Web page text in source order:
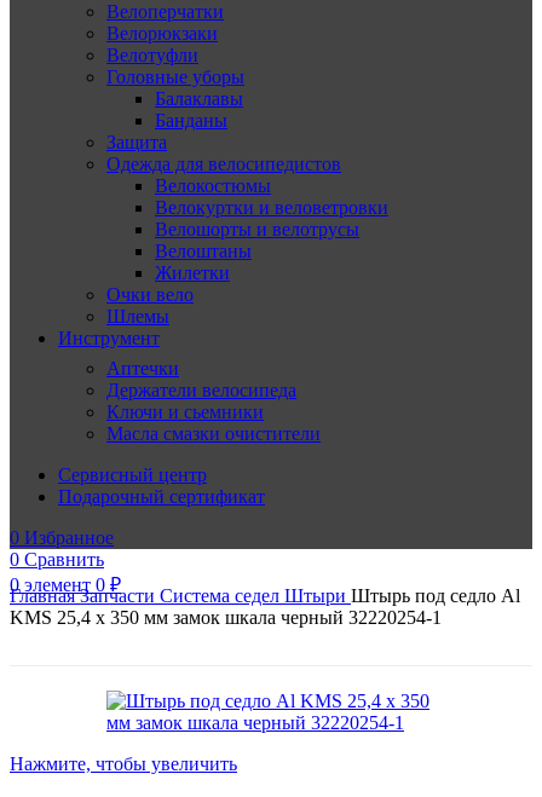
Велоперчатки
Велорюкзаки
Велотуфли
Головные уборы
Балаклавы
Банданы
Защита
Одежда для велосипедистов
Велокостюмы
Велокуртки и веловетровки
Велошорты и велотрусы
Велоштаны
Жилетки
Очки вело
Шлемы
Инструмент
Аптечки
Держатели велосипеда
Ключи и сьемники
Масла смазки очистители
Сервисный центр
Подарочный сертификат
0 Избранное
0 Сравнить
0элемент 0 ₽
ГлавнаяЗапчасти Система седел Штыри Штырь под седло Al
KMS 25,4 х 350 мм замок шкала черный 32220254-1
Нажмите, чтобы увеличить